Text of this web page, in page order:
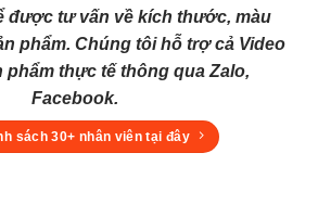
được tư vấn về kích thước, màu
phẩm. Chúng tôi hỗ trợ cả Video
phẩm thực tế thông qua Zalo,
Facebook.
sách 30+ nhân viên tại đây